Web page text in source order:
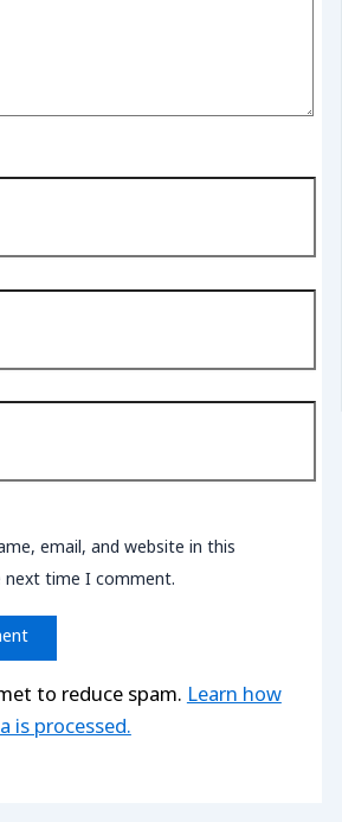
email, and website in this
time I comment.
to reduce spam.Learn how
is processed.